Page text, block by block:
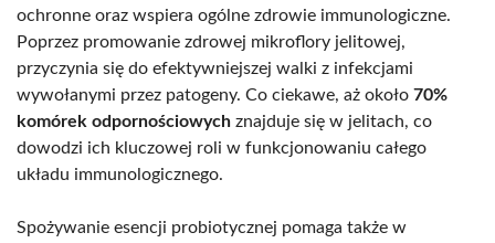
ochronne oraz wspiera ogólne zdrowie immunologiczne.
Poprzez promowanie zdrowej mikroflory jelitowej,
przyczynia się do efektywniejszej walki z infekcjami
wywołanymi przez patogeny. Co ciekawe, aż około 70%
komórek odpornościowych znajduje się w jelitach, co
dowodzi ich kluczowej roli w funkcjonowaniu całego
układu immunologicznego.
Spożywanie esencji probiotycznej pomaga także w